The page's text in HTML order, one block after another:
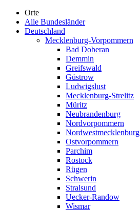
Orte
Alle Bundesländer
Deutschland
Mecklenburg-Vorpommern
Bad Doberan
Demmin
Greifswald
Güstrow
Ludwigslust
Mecklenburg-Strelitz
Müritz
Neubrandenburg
Nordvorpommern
Nordwestmecklenburg
Ostvorpommern
Parchim
Rostock
Rügen
Schwerin
Stralsund
Uecker-Randow
Wismar